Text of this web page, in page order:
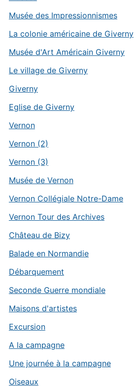
Musée des Impressionnismes
La colonie américaine de Giverny
Musée d'Art Américain Giverny
Le village de Giverny
Giverny
Eglise de Giverny
Vernon
Vernon (2)
Vernon (3)
Musée de Vernon
Vernon Collégiale Notre-Dame
Vernon Tour des Archives
Château de Bizy
Balade en Normandie
Débarquement
Seconde Guerre mondiale
Maisons d'artistes
Excursion
A la campagne
Une journée à la campagne
Oiseaux